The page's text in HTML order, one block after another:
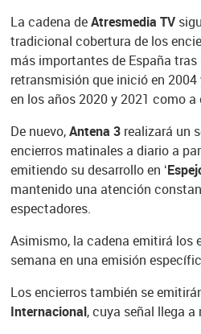
La cadena deAtresmedia TV
tradicional cobertura de los
más importantes de España
retransmisión que inició en
en los años 2020 y 2021 como
De nuevo,Antena 3realizará un
encierros matinales a diario a
emitiendo su desarrollo en ‘
mantenido una atención
espectadores.
Asimismo, la cadena emitirá los
semana en una emisión
Los encierros también se
Internacional, cuya señal llega